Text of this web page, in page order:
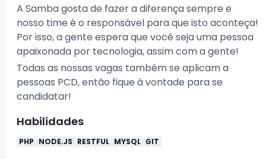
A Samba gosta de fazer a diferença sempre e
nosso time é o responsável para que isto aconteça!
Por isso, a gente espera que você seja uma pessoa
apaixonada por tecnologia, assim com a gente!
Todas as nossas vagas também se aplicam a
pessoas PCD, então fique à vontade para se
candidatar!
Habilidades
PHP NODE.JS RESTFUL MYSQL GIT